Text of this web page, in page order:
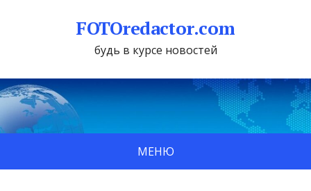
FOTOredactor.com
будь в курсе новостей
МЕНЮ